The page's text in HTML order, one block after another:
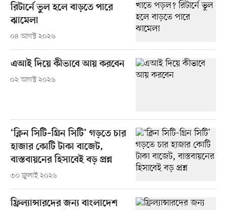
রিটার্নে ভুল হলে বাড়তে পারে
ঝামেলা
০৪ আগস্ট ২০২৬
এআই দিয়ে কীভাবে আয় করবেন
০২ আগস্ট ২০২৬
‘ক্লিন সিটি–গ্রিন সিটি’ গড়তে চার
হাজার কোটি টাকা বাজেট,
বাস্তবায়নের হিসাবেই বড় প্রশ্ন
৩০ জুলাই ২০২৬
ফ্রিল্যান্সারদের জন্য বাংলাদেশ